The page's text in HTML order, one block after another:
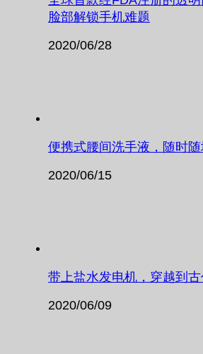
脸部解锁手机难题
2020/06/28
便携式腰间洗手液，随时
2020/06/15
带上盐水发电机，穿越到
2020/06/09